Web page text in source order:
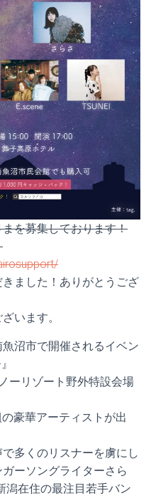
を募集しております！
ました！ありがとうござ
います。
魚沼市で開催されるイベン
ーリゾート野外特設会場
豪華アーティストが出
多くのリスナーを虜にし
ーソングライターさら
潟在住の最注目若手バン